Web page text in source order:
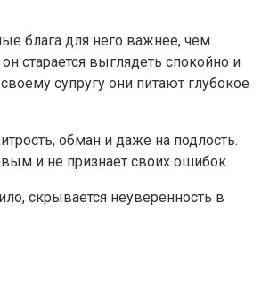
блага для него важнее, чем
старается выглядеть спокойно и
супругу они питают глубокое
обман и даже на подлость.
и не признает своих ошибок.
скрывается неуверенность в